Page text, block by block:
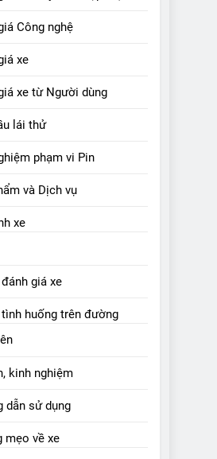
Công nghệ
xe
xe từ Người dùng
lái thử
phạm vi Pin
và Dịch vụ
xe
giá xe
huống trên đường
kinh nghiệm
dẫn sử dụng
mẹo về xe